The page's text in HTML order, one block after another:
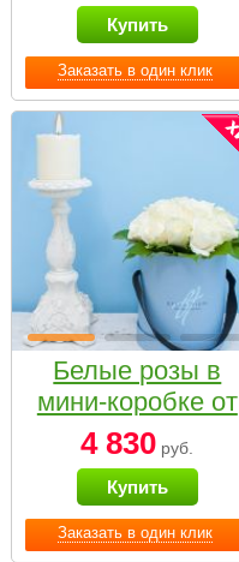
Заказать в один клик
Купить
Заказать в один клик
Белые розы в
мини-коробке от
Bella Fiori
4 830 руб.
Купить